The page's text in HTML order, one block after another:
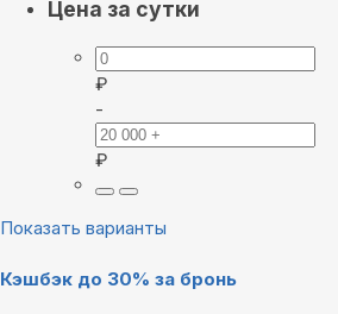
Цена за сутки
₽
-
₽
Показать варианты
Кэшбэк до 30% за бронь